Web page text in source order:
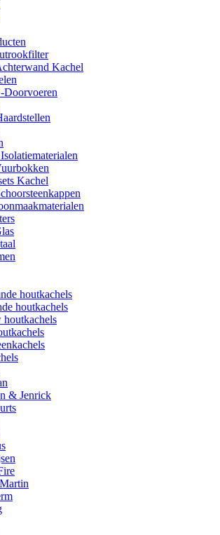
Kachel
Doorvoeren
Kachel
houtkachels
houtkachels
houtkachels
& Jenrick